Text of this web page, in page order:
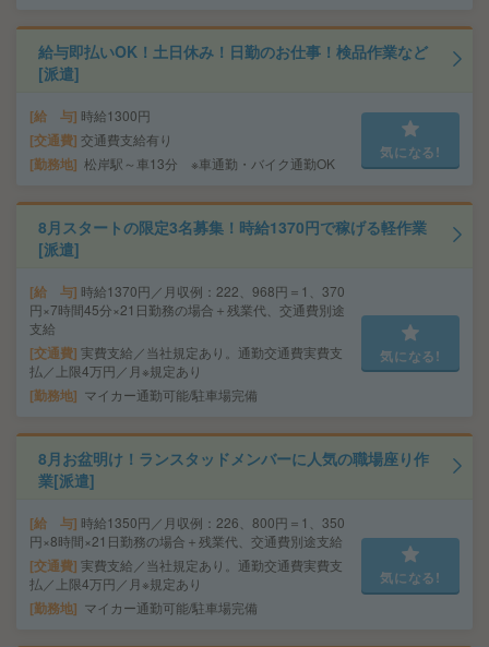
給与即払いOK！土日休み！日勤のお仕事！検品作業など
[派遣]
給 与 時給1300円
交通費 交通費支給有り
勤務地 松岸駅～車13分 ※車通勤・バイク通勤OK
気になる!
8月スタートの限定3名募集！時給1370円で稼げる軽作業
[派遣]
給 与 時給1370円／月収例：222、968円＝1、370
円×7時間45分×21日勤務の場合＋残業代、交通費別途
支給
交通費 実費支給／当社規定あり。通勤交通費実費支
払／上限4万円／月※規定あり
勤務地 マイカー通勤可能/駐車場完備
気になる!
8月お盆明け！ランスタッドメンバーに人気の職場座り作
業[派遣]
給 与 時給1350円／月収例：226、800円＝1、350
円×8時間×21日勤務の場合＋残業代、交通費別途支給
交通費 実費支給／当社規定あり。通勤交通費実費支
払／上限4万円／月※規定あり
勤務地 マイカー通勤可能/駐車場完備
気になる!